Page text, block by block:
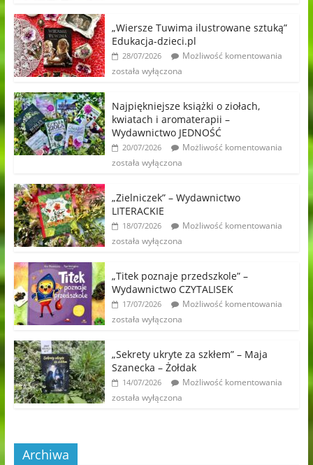
„Wiersze Tuwima ilustrowane sztuką”
Edukacja-dzieci.pl
28/07/2026
Możliwość komentowania
została wyłączona
Najpiękniejsze książki o ziołach,
kwiatach i aromaterapii –
Wydawnictwo JEDNOŚĆ
20/07/2026
Możliwość komentowania
została wyłączona
„Zielniczek” – Wydawnictwo
LITERACKIE
18/07/2026
Możliwość komentowania
została wyłączona
„Titek poznaje przedszkole” –
Wydawnictwo CZYTALISEK
17/07/2026
Możliwość komentowania
została wyłączona
„Sekrety ukryte za szkłem” – Maja
Szanecka – Żołdak
14/07/2026
Możliwość komentowania
została wyłączona
Archiwa